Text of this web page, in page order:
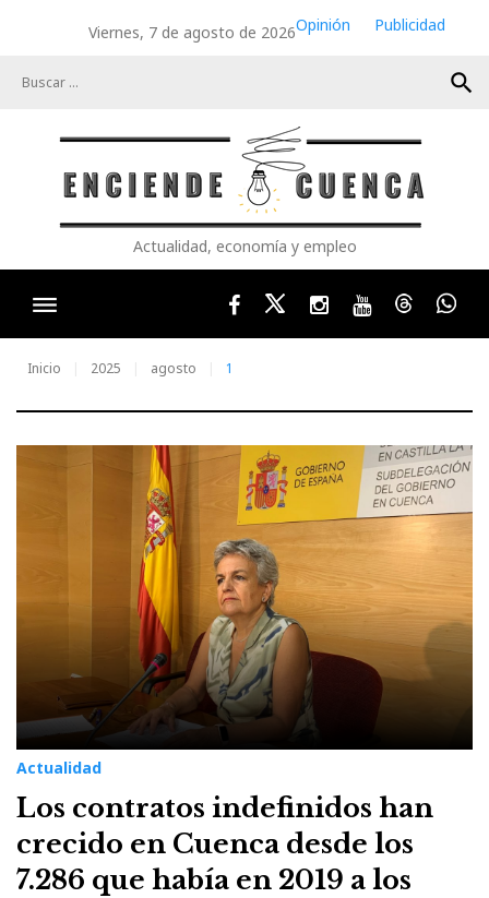
Viernes, 7 de agosto de 2026Opinión
Publicidad
search
Actualidad, economía y empleo
FacebookTwitterInstagram
YoutubeThreads
Inicio 2025 agosto 1
2025
Actualidad
Los contratos indefinidos han
crecido en Cuenca desde los
7.286 que había en 2019 a los